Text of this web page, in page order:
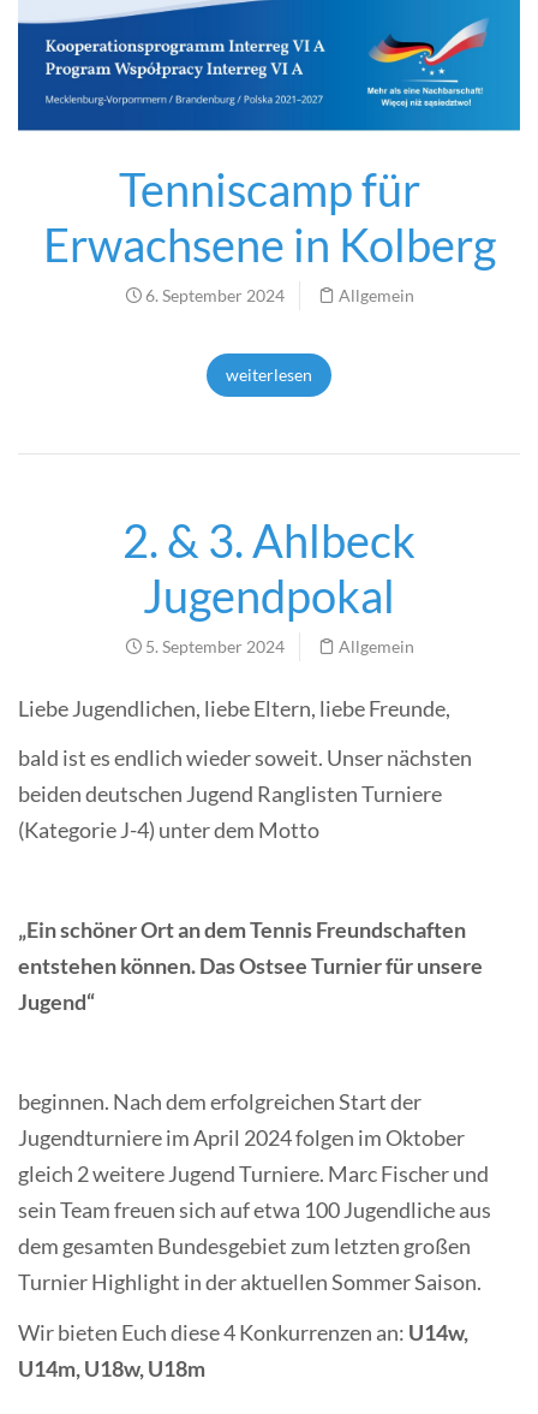
Tenniscamp für
Erwachsene in Kolberg
6. September 2024 Allgemein
weiterlesen
2. & 3. Ahlbeck
Jugendpokal
5. September 2024 Allgemein
Liebe Jugendlichen, liebe Eltern, liebe Freunde,
bald ist es endlich wieder soweit. Unser nächsten
beiden deutschen Jugend Ranglisten Turniere
(Kategorie J-4) unter dem Motto
„Ein schöner Ort an dem Tennis Freundschaften
entstehen können. Das Ostsee Turnier für unsere
Jugend“
beginnen. Nach dem erfolgreichen Start der
Jugendturniere im April 2024 folgen im Oktober
gleich 2 weitere Jugend Turniere. Marc Fischer und
sein Team freuen sich auf etwa 100 Jugendliche aus
dem gesamten Bundesgebiet zum letzten großen
Turnier Highlight in der aktuellen Sommer Saison.
Wir bieten Euch diese 4 Konkurrenzen an: U14w,
U14m, U18w, U18m